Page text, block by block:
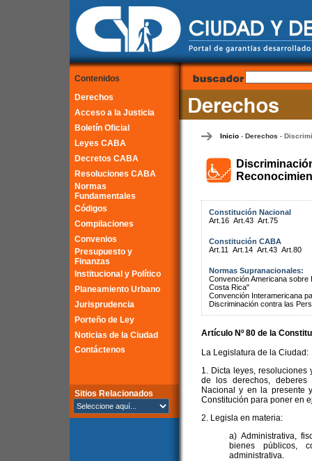
Contenidos
Derechos
Acceso a la Justicia
Boletín Oficial
Leyes CABA
Decretos CABA
Resoluciones CABA
Normas
Fundamentales
Códigos
Compilaciones
Convenios
Presupuesto y
Finanzas
Institucional y Político
Planeamiento Urbano
Jurisprudencia
Porteño de Ley
Noticias de la Ciudad
Contáctenos
Sitios Relacionados
Inicio- Derechos -
Constitución Nacional
Art.16 Art.43 Art.75
Constitución CABA
Art.11
Art.14 Art.43 Art.80
Normas Supranacionales:
Convención Americana
Costa Rica"
Convención Interamericana
Discriminación contra las
Artículo Nº 80 de la
La Legislatura de la Ciudad:
1. Dicta leyes,
de los derechos,
Nacional y en la presente
Constitución para poner en
2. Legisla en materia:
a) Administrativa,
bienes públicos,
administrativa.